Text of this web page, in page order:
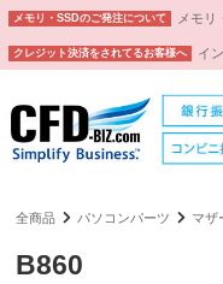
メモリ・SSDのご発注について メモリ
クレジット決済をされてるお客様へ イ
全商品 パソコンパーツ マザ
B860